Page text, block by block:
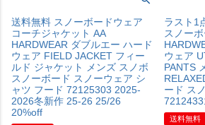
送料無料 スノーボードウェア
コーチジャケット AA
HARDWEAR ダブルエー ハード
ウェア FIELD JACKET フィー
ルド ジャケット メンズ スノボ
スノーボード スノーウェア シ
ャツ フード 72125303 2025-
2026冬新作 25-26 25/26
20%off
ラスト1
スノー
ウェア
PANTS
ード ス
送料無料